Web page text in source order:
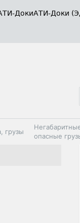
ДокиАТИ-Доки
грузы
опасные